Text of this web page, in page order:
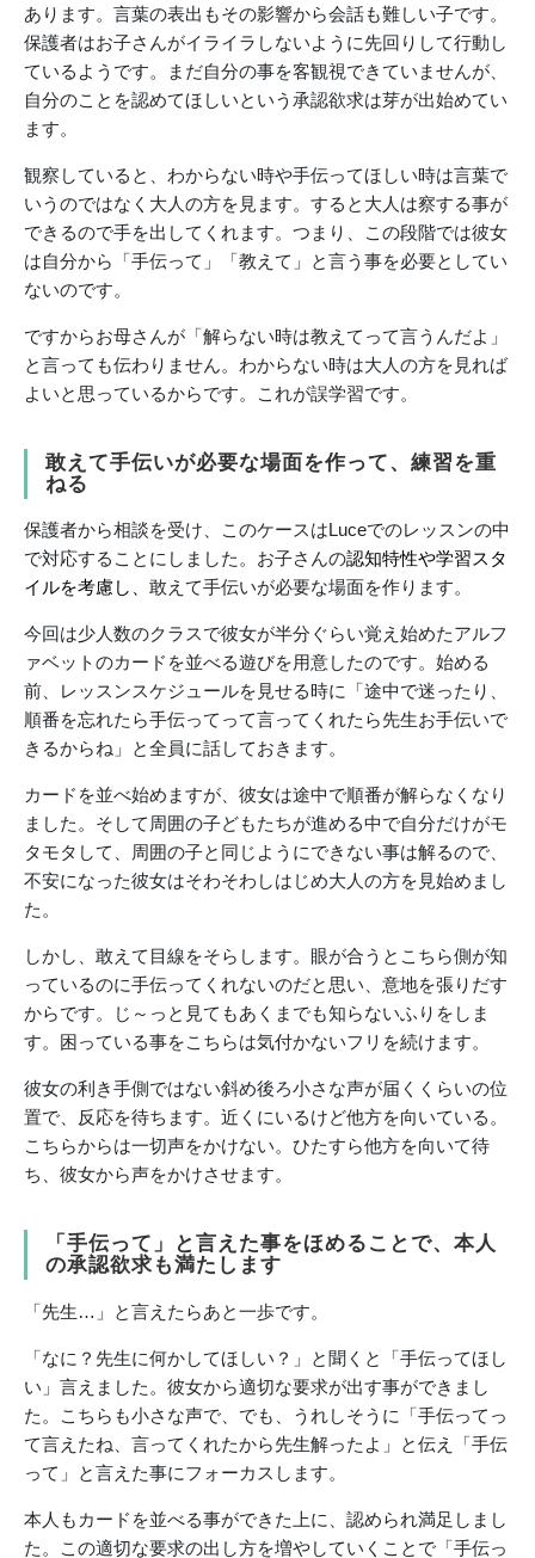
あります。言葉の表出もその影響から会話も難しい子です。
保護者はお子さんがイライラしないように先回りして行動し
ているようです。まだ自分の事を客観視できていませんが、
自分のことを認めてほしいという承認欲求は芽が出始めてい
ます。
観察していると、わからない時や手伝ってほしい時は言葉で
いうのではなく大人の方を見ます。すると大人は察する事が
できるので手を出してくれます。つまり、この段階では彼女
は自分から「手伝って」「教えて」と言う事を必要としてい
ないのです。
ですからお母さんが「解らない時は教えてって言うんだよ」
と言っても伝わりません。わからない時は大人の方を見れば
よいと思っているからです。これが誤学習です。
敢えて手伝いが必要な場面を作って、練習を重
ねる
保護者から相談を受け、このケースはLuceでのレッスンの中
で対応することにしました。お子さんの認知特性や学習スタ
イルを考慮し、 敢えて手伝いが必要な場面を作ります。
今回は少人数のクラスで彼女が半分ぐらい覚え始めたアルフ
ァベットのカードを並べる遊びを用意したのです。始める
前、レッスンスケジュールを見せる時に「途中で迷ったり、
順番を忘れたら手伝ってって言ってくれたら先生お手伝いで
きるからね」と全員に話しておきます。
カードを並べ始めますが、彼女は途中で順番が解らなくなり
ました。そして周囲の子どもたちが進める中で自分だけがモ
タモタして、周囲の子と同じようにできない事は解るので、
不安になった彼女はそわそわしはじめ大人の方を見始めまし
た。
しかし、敢えて目線をそらします。眼が合うとこちら側が知
っているのに手伝ってくれないのだと思い、意地を張りだす
からです。じ～っと見てもあくまでも知らないふりをしま
す。困っている事をこちらは気付かないフリを続けます。
彼女の利き手側ではない斜め後ろ小さな声が届くくらいの位
置で、反応を待ちます。近くにいるけど他方を向いている。
こちらからは一切声をかけない。ひたすら他方を向いて待
ち、彼女から声をかけさせます。
「手伝って」と言えた事をほめることで、本人
の承認欲求も満たします
「先生…」と言えたらあと一歩です。
「なに？先生に何かしてほしい？」と聞くと「手伝ってほし
い」言えました。彼女から適切な要求が出す事ができまし
た。こちらも小さな声で、でも、うれしそうに「手伝ってっ
て言えたね、言ってくれたから先生解ったよ」と伝え「手伝
って」と言えた事にフォーカスします。
本人もカードを並べる事ができた上に、認められ満足しまし
た。この適切な要求の出し方を増やしていくことで「手伝っ